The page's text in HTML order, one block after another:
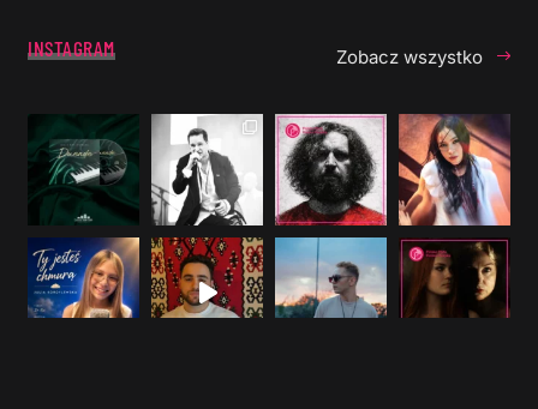
INSTAGRAM Zobacz wszystko